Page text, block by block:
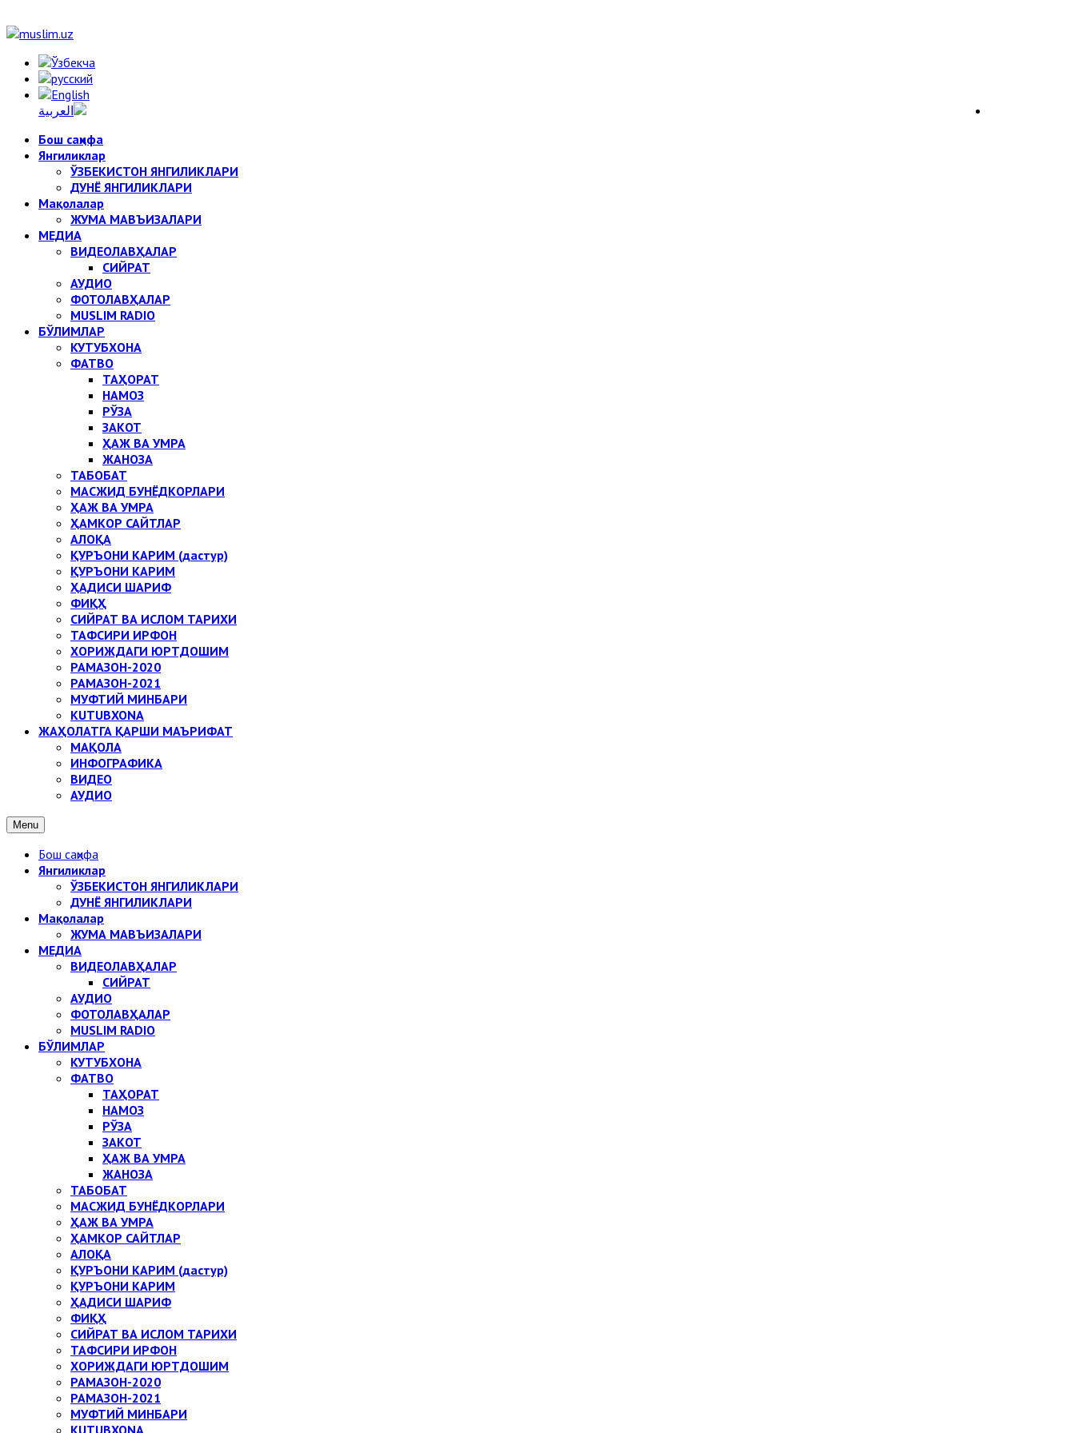
Бош саҳифа
Янгиликлар
ЎЗБЕКИСТОН ЯНГИЛИКЛАРИ
ДУНЁ ЯНГИЛИКЛАРИ
Мақолалар
ЖУМА МАВЪИЗАЛАРИ
МЕДИА
ВИДЕОЛАВҲАЛАР
СИЙРАТ
АУДИО
ФОТОЛАВҲАЛАР
MUSLIM RADIO
БЎЛИМЛАР
КУТУБХОНА
ФАТВО
ТАҲОРАТ
НАМОЗ
РЎЗА
ЗАКОТ
ҲАЖ ВА УМРА
ЖАНОЗА
ТАБОБАТ
МАСЖИД БУНЁДКОРЛАРИ
ҲАЖ ВА УМРА
ҲАМКОР САЙТЛАР
АЛОҚА
ҚУРЪОНИ КАРИМ (дастур)
ҚУРЪОНИ КАРИМ
ҲАДИСИ ШАРИФ
ФИҚҲ
СИЙРАТ ВА ИСЛОМ ТАРИХИ
ТАФСИРИ ИРФОН
ХОРИЖДАГИ ЮРТДОШИМ
РАМАЗОН-2020
РАМАЗОН-2021
МУФТИЙ МИНБАРИ
KUTUBXONA
ЖАҲОЛАТГА ҚАРШИ МАЪРИФАТ
МАҚОЛА
ИНФОГРАФИКА
ВИДЕО
АУДИО
Menu
Бош саҳифа
Янгиликлар
ЎЗБЕКИСТОН ЯНГИЛИКЛАРИ
ДУНЁ ЯНГИЛИКЛАРИ
Мақолалар
ЖУМА МАВЪИЗАЛАРИ
МЕДИА
ВИДЕОЛАВҲАЛАР
СИЙРАТ
АУДИО
ФОТОЛАВҲАЛАР
MUSLIM RADIO
БЎЛИМЛАР
КУТУБХОНА
ФАТВО
ТАҲОРАТ
НАМОЗ
РЎЗА
ЗАКОТ
ҲАЖ ВА УМРА
ЖАНОЗА
ТАБОБАТ
МАСЖИД БУНЁДКОРЛАРИ
ҲАЖ ВА УМРА
ҲАМКОР САЙТЛАР
АЛОҚА
ҚУРЪОНИ КАРИМ (дастур)
ҚУРЪОНИ КАРИМ
ҲАДИСИ ШАРИФ
ФИҚҲ
СИЙРАТ ВА ИСЛОМ ТАРИХИ
ТАФСИРИ ИРФОН
ХОРИЖДАГИ ЮРТДОШИМ
РАМАЗОН-2020
РАМАЗОН-2021
МУФТИЙ МИНБАРИ
KUTUBXONA